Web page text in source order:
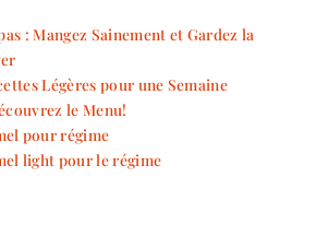
: Mangez Sainement et Gardez la
Légères pour une Semaine
le Menu!
pour régime
light pour le régime